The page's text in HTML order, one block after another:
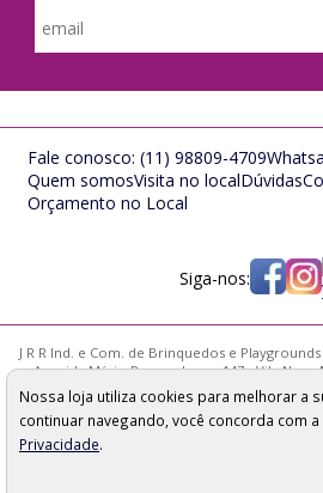
Fale conosco: (11) 98809-4709
Quem somosVisita no localDúvidas
Orçamento no Local
Siga-nos:
J R R Ind. e Com. de Brinquedos e Playgrounds
Avenida Mário Pernambuco, 147 - Vila Nova
02314-000
Os preços, quantidade em estoque e
apresentados neste site não valem
podem sofrer alterações sem prévia
Nossa loja utiliza cookies para melhorar a
continuar navegando, você concorda com
Privacidade.